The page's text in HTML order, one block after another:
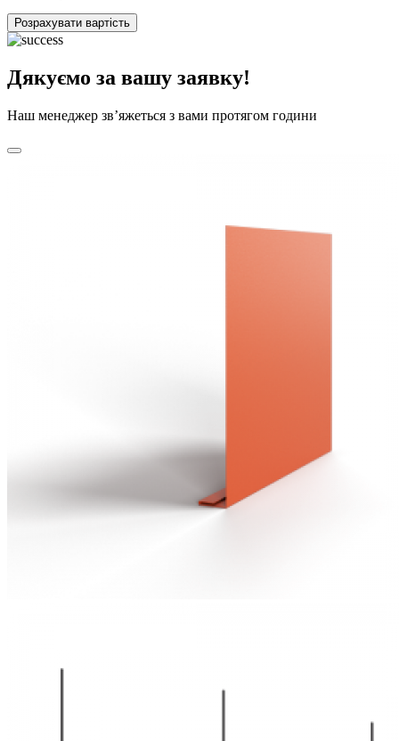
Розрахувати вартість
Дякуємо за вашу заявку!
Наш менеджер зв’яжеться з вами протягом години